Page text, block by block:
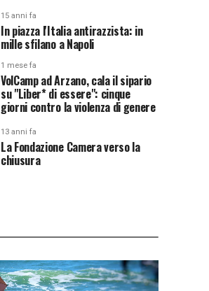
15 anni fa
In piazza l'Italia antirazzista: in
mille sfilano a Napoli
1 mese fa
VolCamp ad Arzano, cala il sipario
su "Liber* di essere": cinque
giorni contro la violenza di genere
13 anni fa
La Fondazione Camera verso la
chiusura